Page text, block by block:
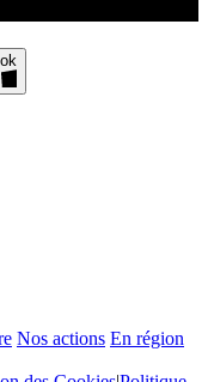
ok
Nos actions En région